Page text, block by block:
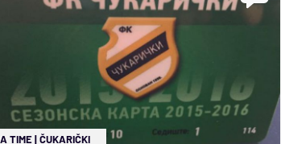
TIME|ČUKARIČKI